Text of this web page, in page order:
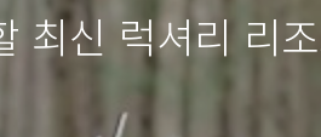
최신 럭셔리 리